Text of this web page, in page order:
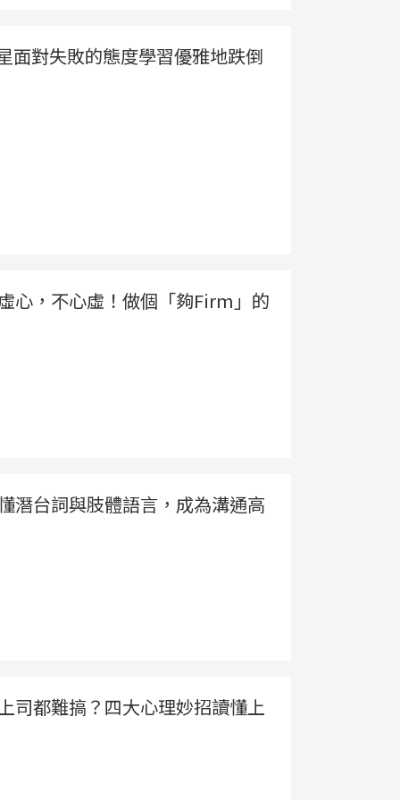
面對失敗的態度學習優雅地跌倒
心，不心虛！做個「夠Firm」的
潛台詞與肢體語言，成為溝通高
司都難搞？四大心理妙招讀懂上